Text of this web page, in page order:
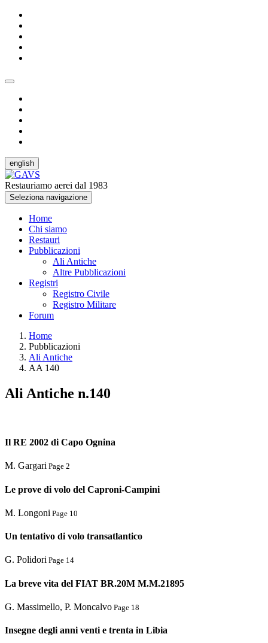
english
Restauriamo aerei dal 1983
Seleziona navigazione
Home
Chi siamo
Restauri
Pubblicazioni
Ali Antiche
Altre Pubblicazioni
Registri
Registro Civile
Registro Militare
Forum
Home
Pubblicazioni
Ali Antiche
AA 140
Ali Antiche n.140
Il RE 2002 di Capo Ognina
M. Gargari Page 2
Le prove di volo del Caproni-Campini
M. Longoni Page 10
Un tentativo di volo transatlantico
G. Polidori Page 14
La breve vita del FIAT BR.20M M.M.21895
G. Massimello, P. Moncalvo Page 18
Insegne degli anni venti e trenta in Libia